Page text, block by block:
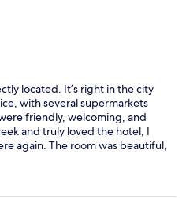
located. It’s right in the city
with several supermarkets
friendly, welcoming, and
and truly loved the hotel, I
again. The room was beautiful,
everything was spotlessly
I highly recommend this hotel